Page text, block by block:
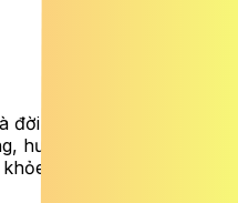
đời sống cung cấp tin
hướng dẫn dinh dưỡng
thể chất lẫn tinh